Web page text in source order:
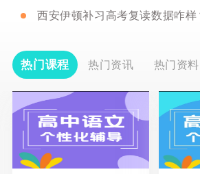
热门课程 热门资讯 热门资料